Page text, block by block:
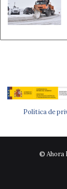
Política de
© Ahora